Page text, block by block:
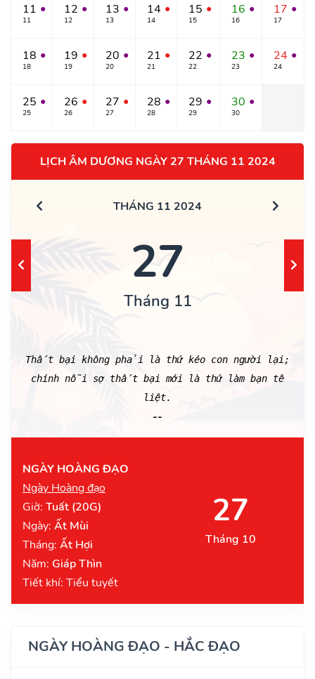
11 ●
11
12 ●
12
13 ●
13
14 ●
14
15 ●
15
16 ●
16
17 ●
17
18 ●
18
19 ●
19
20 ●
20
21 ●
21
22 ●
22
23 ●
23
24 ●
24
25 ●
25
26 ●
26
27 ●
27
28 ●
28
29 ●
29
30 ●
30
LỊCH ÂM DƯƠNG NGÀY 27 THÁNG 11 2024
THÁNG 11 2024
27
Tháng 11
Thất bại không phải là thứ kéo con người lại;
chính nỗi sợ thất bại mới là thứ làm bạn tê
liệt.
--
NGÀY HOÀNG ĐẠO
Ngày Hoàng đạo
Giờ: Tuất (20G)
Ngày: Ất Mùi
Tháng: Ất Hợi
Năm: Giáp Thìn
Tiết khí: Tiểu tuyết
27
Tháng 10
NGÀY HOÀNG ĐẠO - HẮC ĐẠO